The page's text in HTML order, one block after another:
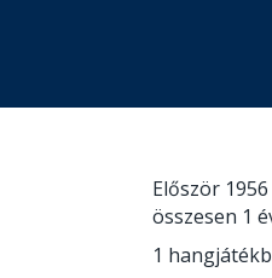
Először 1956
összesen 1
1